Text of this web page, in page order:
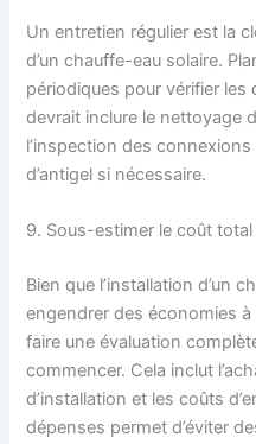
Un entretien régulier est la
d’un chauffe-eau solaire.
périodiques pour vérifier
devrait inclure le nettoyage
l’inspection des
d’antigel si nécessaire.
9. Sous-estimer le coût total
Bien que l’installation d’un
engendrer des économies
faire une évaluation
commencer. Cela inclut
d’installation et les coûts
dépenses permet d’éviter